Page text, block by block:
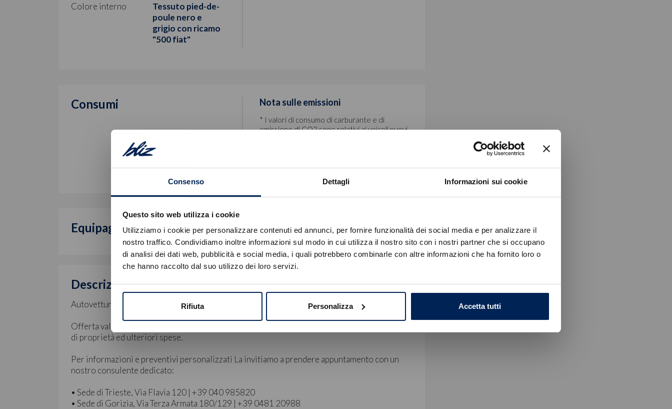
Consenso Dettagli Informazioni sui cookie
Questo sito web utilizza i cookie
Utilizziamo i cookie per personalizzare contenuti ed annunci, per fornire funzionalità dei social media e per analizzare il
nostro traffico. Condividiamo inoltre informazioni sul modo in cui utilizza il nostro sito con i nostri partner che si occupano
di analisi dei dati web, pubblicità e social media, i quali potrebbero combinarle con altre informazioni che ha fornito loro o
che hanno raccolto dal suo utilizzo dei loro servizi.
Rifiuta Personalizza Accetta tutti
Colore interno
Tessuto pied-de-
poule nero e
grigio con ricamo
"500 fiat"
Consumi Nota sulle emissioni
* I valori di consumo di carburante e di
emissione di CO2 sono relativi ai veicoli nuovi
Equipaggiamento di serie
Descrizione
Autovettura immatricolata in pronta consegna.
Offerta valida con finanziamento Stellantis Financial Services, Offerta esclusa del Passaggio
di proprietà ed ulteriori spese.
Per informazioni e preventivi personalizzati La invitiamo a prendere appuntamento con un
nostro consulente dedicato:
• Sede di Trieste, Via Flavia 120 | +39 040 985820
• Sede di Gorizia, Via Terza Armata 180/129 | +39 0481 20988
Errore
Caricamento veicoli non riuscito
OK